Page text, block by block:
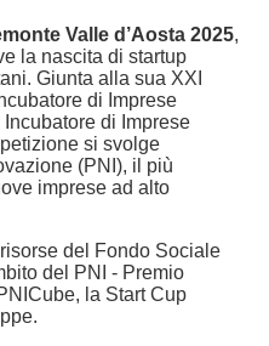
Valle d’Aosta 2025,
la nascita di startup
Giunta alla sua XXI
di Imprese
di Imprese
si svolge
(PNI), il più
imprese ad alto
del Fondo Sociale
del PNI - Premio
la Start Cup